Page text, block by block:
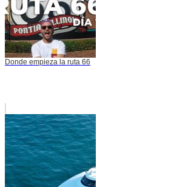
Donde empieza la ruta 66